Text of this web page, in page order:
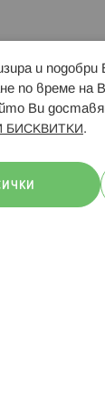
сайтове:
и
по време
Ви
БИСКВИТКИ .